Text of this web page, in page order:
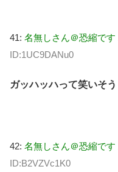
41: 名無しさん＠恐縮です
ID:1UC9DANu0
ガッハッハって笑いそう
42: 名無しさん＠恐縮です
ID:B2VZVc1K0